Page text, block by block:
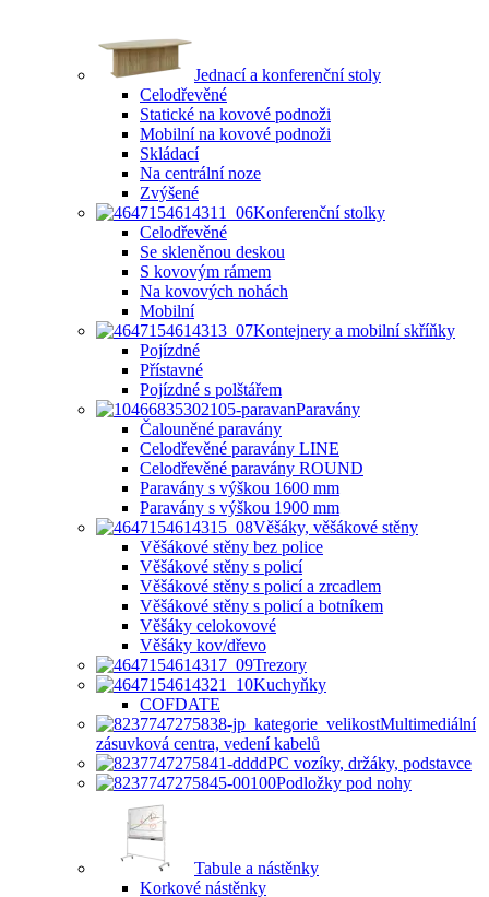
Jednací a konferenční stoly
Celodřevěné
Statické na kovové podnoži
Mobilní na kovové podnoži
Skládací
Na centrální noze
Zvýšené
Konferenční stolky
Celodřevěné
Se skleněnou deskou
S kovovým rámem
Na kovových nohách
Mobilní
Kontejnery a mobilní skříňky
Pojízdné
Přístavné
Pojízdné s polštářem
Paravány
Čalouněné paravány
Celodřevěné paravány LINE
Celodřevěné paravány ROUND
Paravány s výškou 1600 mm
Paravány s výškou 1900 mm
Věšáky, věšákové stěny
Věšákové stěny bez police
Věšákové stěny s policí
Věšákové stěny s policí a zrcadlem
Věšákové stěny s policí a botníkem
Věšáky celokovové
Věšáky kov/dřevo
Trezory
Kuchyňky
COFDATE
Multimediální
zásuvková centra, vedení kabelů
PC vozíky, držáky, podstavce
Podložky pod nohy
Tabule a nástěnky
Korkové nástěnky